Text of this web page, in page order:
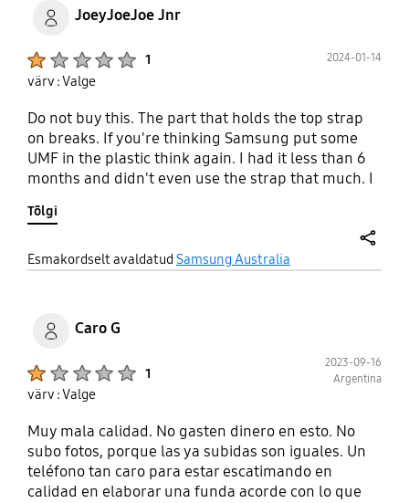
JoeyJoeJoe Jnr
1 2024-01-14
värv : Valge
Do not buy this. The part that holds the top strap
on breaks. If you're thinking Samsung put some
UMF in the plastic think again. I had it less than 6
months and didn't even use the strap that much. I
a replacement but I am not holding my breath. Do
Tõlgi
Esmakordselt avaldatud Samsung Australia
Caro G
1
2023-09-16
Argentina
värv : Valge
Muy mala calidad. No gasten dinero en esto. No
subo fotos, porque las ya subidas son iguales. Un
teléfono tan caro para estar escatimando en
calidad en elaborar una funda acorde con lo que